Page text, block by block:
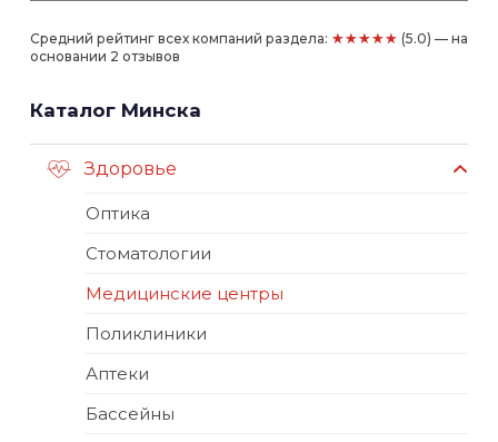
Средний рейтинг всех компаний раздела: ★★★★★ (5.0) — на
основании 2 отзывов
Каталог Минска
Здоровье
Оптика
Стоматологии
Медицинские центры
Поликлиники
Аптеки
Бассейны